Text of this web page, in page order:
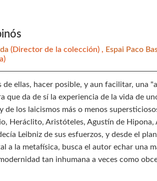
(Director de la colección) , Espai Paco
ellas, hacer posible, y aun facilitar, una
da de sí la experiencia de la vida de
los laicismos más o menos
Heráclito, Aristóteles, Agustín de Hipona,
Leibniz de sus esfuerzos, y desde el
a la metafísica, busca el autor echar una
tan inhumana a veces como